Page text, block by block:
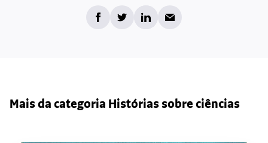
Mais da categoria Histórias sobre ciências